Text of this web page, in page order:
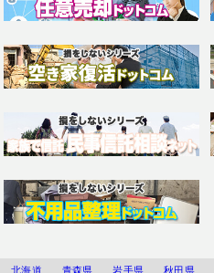
北海道 青森県 岩手県 秋田県